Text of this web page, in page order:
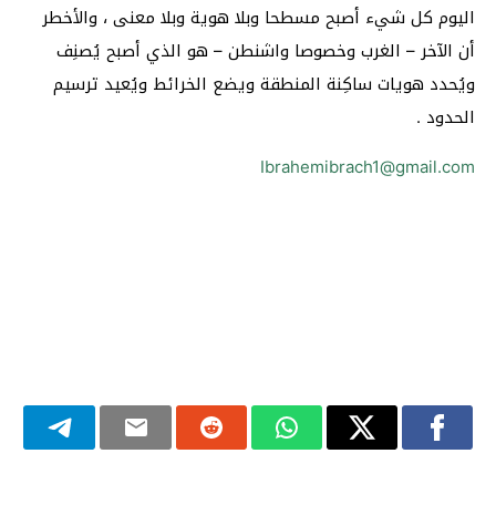
اليوم كل شيء أصبح مسطحا وبلا هوية وبلا معنى ، والأخطر
أن الآخر – الغرب وخصوصا واشنطن – هو الذي أصبح يُصنِف
ويُحدد هويات ساكِنة المنطقة ويضع الخرائط ويُعيد ترسيم
الحدود .
Ibrahemibrach1@gmail.com